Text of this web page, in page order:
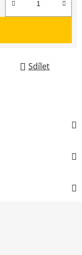
Sdílet